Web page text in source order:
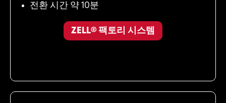
전환 시간 약 10분
ZELL® 팩토리 시스템